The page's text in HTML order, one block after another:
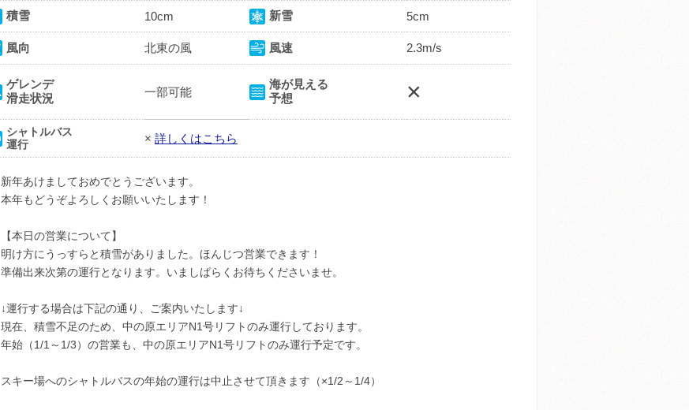
積雪 10cm 新雪 5cm
風向 北東の風 風速 2.3m/s
ゲレンデ
滑走状況
一部可能
海が見える
予想
×
シャトルバス
運行
× 詳しくはこちら
新年あけましておめでとうございます。
本年もどうぞよろしくお願いいたします！
【本日の営業について】
明け方にうっすらと積雪がありました。ほんじつ営業できます！
準備出来次第の運行となります。いましばらくお待ちくださいませ。
↓運行する場合は下記の通り、ご案内いたします↓
現在、積雪不足のため、中の原エリアN1号リフトのみ運行しております。
年始（1/1～1/3）の営業も、中の原エリアN1号リフトのみ運行予定です。
スキー場へのシャトルバスの年始の運行は中止させて頂きます（×1/2～1/4）